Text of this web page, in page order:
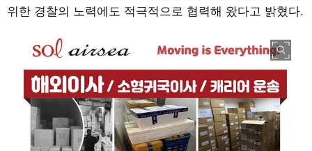
위한 경찰의 노력에도 적극적으로 협력해 왔다고 밝혔다.